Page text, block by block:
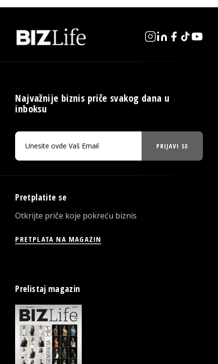
Najvažnije biznis priče svakog dana u
inboksu
PRIJAVI SE
Pretplatite se
Otkrijte priče koje pokreću biznis
PRETPLATA NA MAGAZIN
Prelistaj magazin